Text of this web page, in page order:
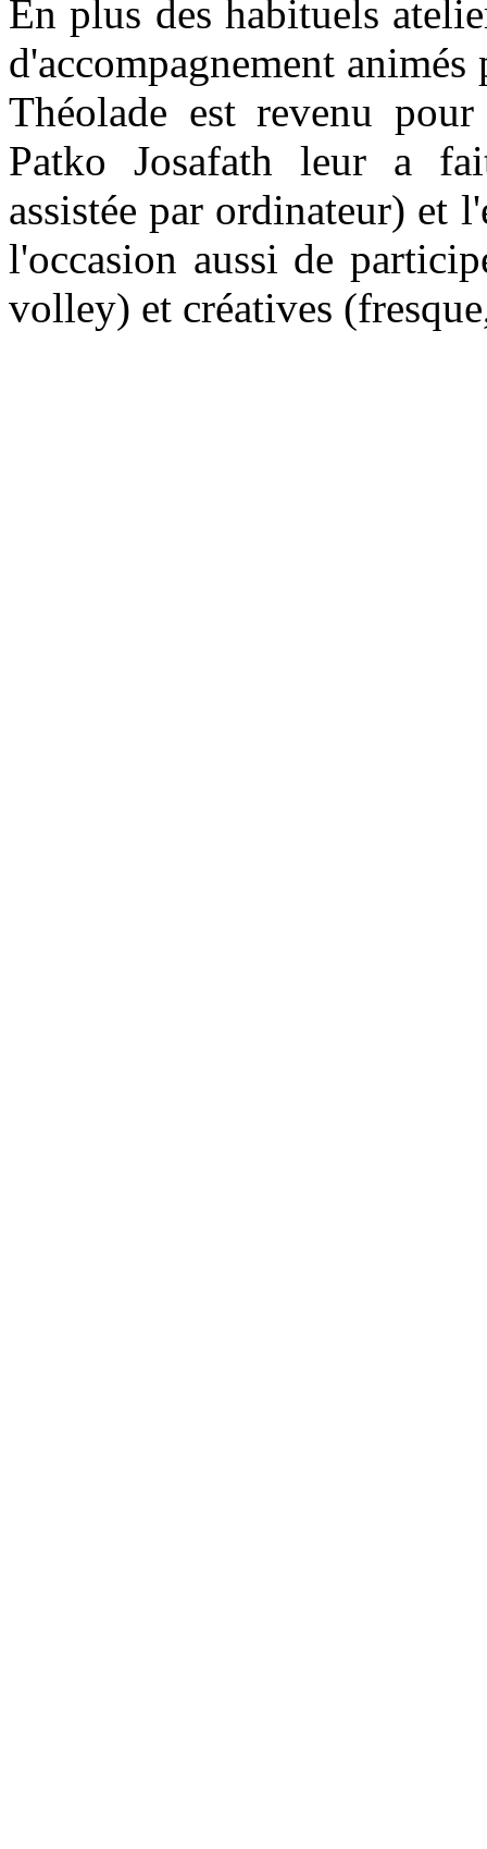
En plus des habituels
d'accompagnement
Théolade est revenu
Patko Josafath leur a
assistée par ordinateur) et
l'occasion aussi de
volley) et créatives